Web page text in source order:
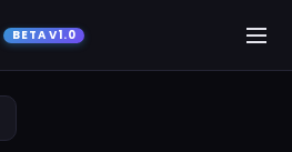
BETA V1.0